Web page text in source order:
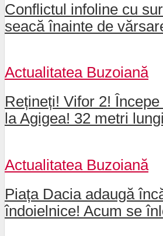
Conflictul infoline cu
seacă înainte de
Actualitatea Buzoiană
Rețineți! Vifor 2!
la Agigea! 32 metri
Actualitatea Buzoiană
Piața Dacia adaugă
îndoielnice! Acum se